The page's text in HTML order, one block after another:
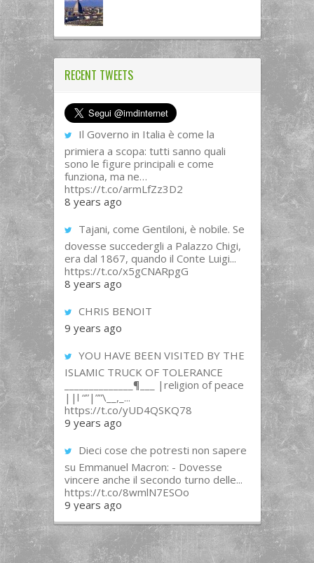
RECENT TWEETS
Il Governo in Italia è come la
primiera a scopa: tutti sanno quali
sono le figure principali e come
funziona, ma ne…
https://t.co/armLfZz3D2
8 years ago
Tajani, come Gentiloni, è nobile. Se
dovesse succedergli a Palazzo Chigi,
era dal 1867, quando il Conte Luigi...
https://t.co/x5gCNARpgG
8 years ago
CHRIS BENOIT
9 years ago
YOU HAVE BEEN VISITED BY THE
ISLAMIC TRUCK OF TOLERANCE
______________¶___ |religion of peace
||l “”|””\__,_...
https://t.co/yUD4QSKQ78
9 years ago
Dieci cose che potresti non sapere
su Emmanuel Macron: - Dovesse
vincere anche il secondo turno delle...
https://t.co/8wmlN7ESOo
9 years ago